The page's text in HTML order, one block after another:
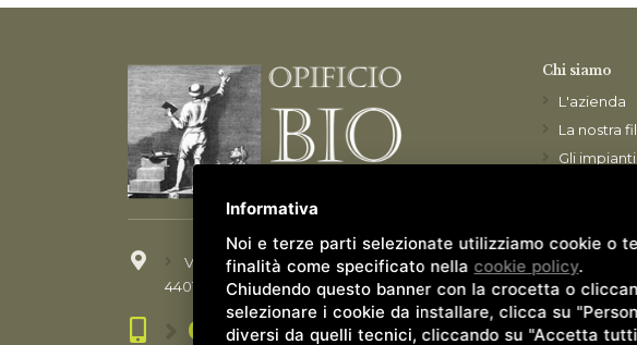
Viale G. Matteotti, 115
44012 Bondeno (FE)
0532 898113
Chi siamo
L'azienda
La nostra
Gli impianti
Informativa
Noi e terze parti selezionate utilizziamo cookie o
finalità come specificato nella cookie policy.
Chiudendo questo banner con la crocetta o
selezionare i cookie da installare, clicca su
diversi da quelli tecnici, cliccando su "Accetta